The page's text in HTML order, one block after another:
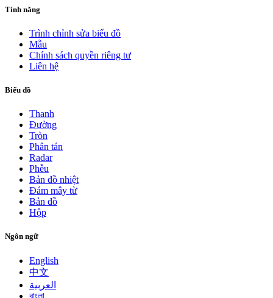
Tính năng
Trình chỉnh sửa biểu đồ
Mẫu
Chính sách quyền riêng tư
Liên hệ
Biểu đồ
Thanh
Đường
Tròn
Phân tán
Radar
Phễu
Bản đồ nhiệt
Đám mây từ
Bản đồ
Hộp
Ngôn ngữ
English
中文
العربية
বাংলা